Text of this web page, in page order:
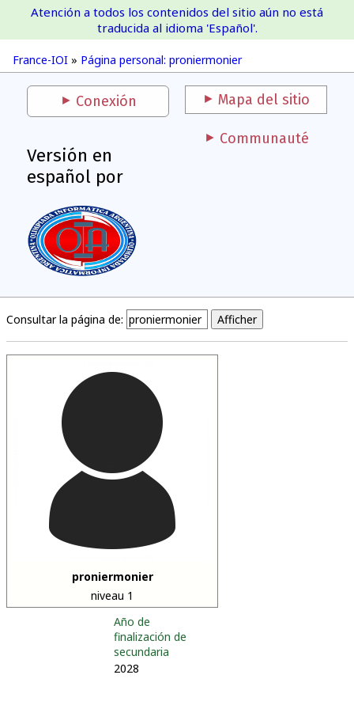
France-IOI
France-IOI » Página personal: proniermonier
Atención a todos los contenidos del sitio aún no está
traducida al idioma 'Español'.
Conexión Mapa del sitio
Versión en
español por
Communauté
Consultar la página de:
proniermonier
niveau 1
Año de
finalización de
secundaria
2028